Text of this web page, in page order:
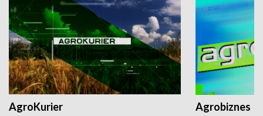
AgroKurier Agrobiznes